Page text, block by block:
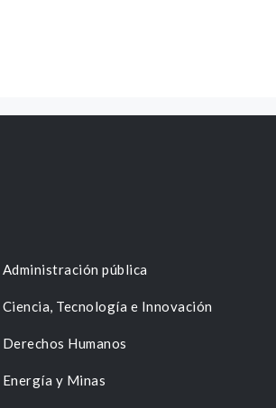
Administración pública
Ciencia, Tecnología e Innovación
Derechos Humanos
Energía y Minas